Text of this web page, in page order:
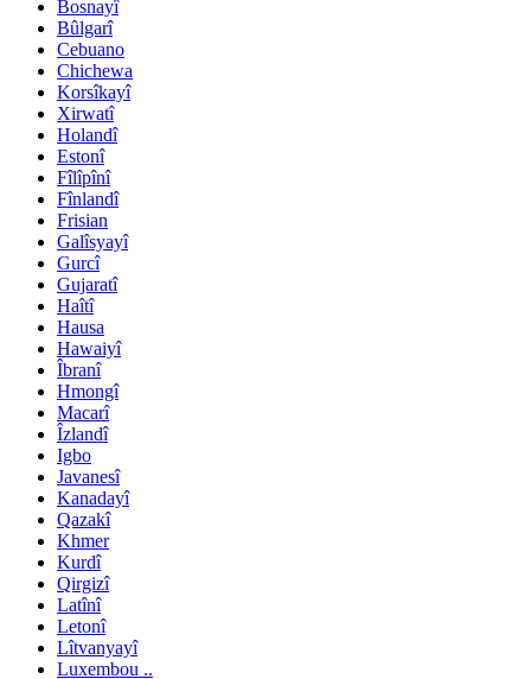
Bosnayî
Bûlgarî
Cebuano
Chichewa
Korsîkayî
Xirwatî
Holandî
Estonî
Fîlîpînî
Fînlandî
Frisian
Galîsyayî
Gurcî
Gujaratî
Haîtî
Hausa
Hawaiyî
Îbranî
Hmongî
Macarî
Îzlandî
Igbo
Javanesî
Kanadayî
Qazakî
Khmer
Kurdî
Qirgizî
Latînî
Letonî
Lîtvanyayî
Luxembou ..